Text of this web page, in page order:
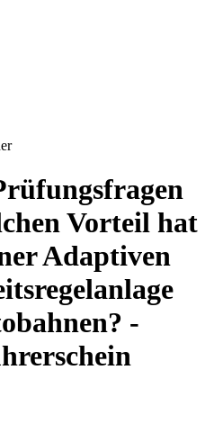
Vorteil hat
Adaptiven
-